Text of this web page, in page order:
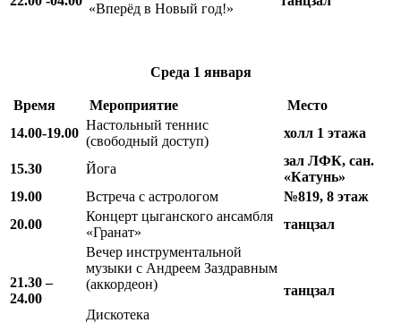
«Вперёд в Новый год!»
Среда 1 января
Время Мероприятие
Место
14.00-19.00
Настольный теннис
(свободный доступ)
холл 1 этажа
15.30 Йога
зал ЛФК, сан.
«Катунь»
19.00
Встреча с астрологом
№819, 8 этаж
20.00
Концерт цыганского ансамбля
«Гранат»
танцзал
21.30 –
24.00
Вечер инструментальной
музыки с Андреем Заздравным
(аккордеон)
Дискотека
танцзал